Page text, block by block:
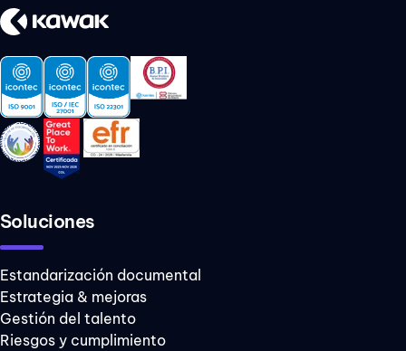
Soluciones
Estandarización documental
Estrategia & mejoras
Gestión del talento
Riesgos y cumplimiento